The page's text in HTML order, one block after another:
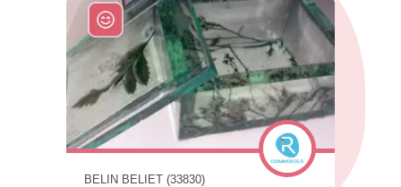
BELIN BELIET (33830)